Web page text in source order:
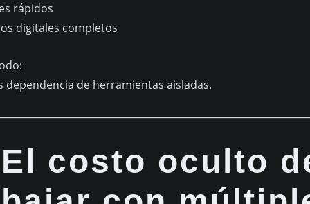
rápidos
digitales completos
dependencia de herramientas aisladas.
El costo oculto